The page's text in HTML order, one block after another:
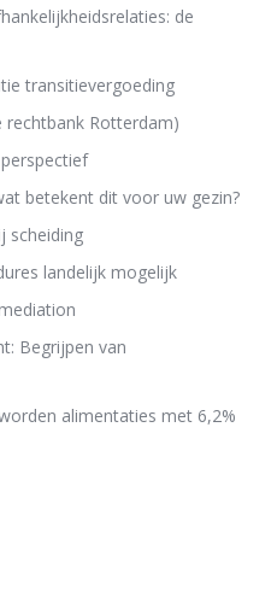
de
transitievergoeding
Rotterdam)
betekent dit voor uw gezin?
scheiding
landelijk mogelijk
Begrijpen van
alimentaties met 6,2%